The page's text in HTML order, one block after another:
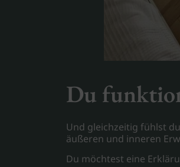
Du
Und gleichzeitig fühlst
äußeren und inneren
Du möchtest eine